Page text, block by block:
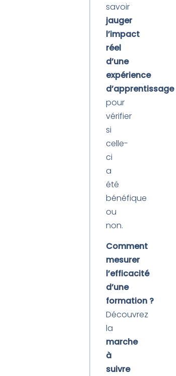
savoir
jauger
l’impact
réel
d’une
expérience
d’apprentissage
pour
vérifier
si
celle-
ci
a
été
bénéfique
ou
non.
Comment
mesurer
l’efficacité
d’une
formation ?
Découvrez
la
marche
à
suivre